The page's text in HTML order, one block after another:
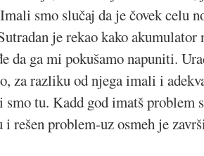
smo slučaj da je čovek celu
je rekao kako
da ga mi pokušamo napuniti.
za razliku od njega imali i
smo tu. Kadd god imatš problem
rešen problem-uz osmeh je